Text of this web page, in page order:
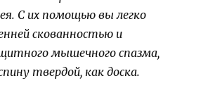
С их помощью вы легко
скованностью и
мышечного спазма,
твердой, как доска.